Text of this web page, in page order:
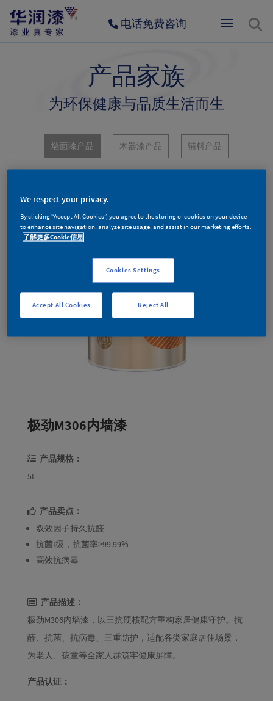
电话免费咨询
产品家族
为环保健康与品质生活而生
墙面漆产品 木器漆产品 辅料产品
极劲M306内墙漆
产品规格：
5L
产品卖点：
双效因子持久抗醛
抗菌I级，抗菌率>99.99%
高效抗病毒
产品描述：
极劲M306内墙漆，以三抗硬核配方重构家居健康守护。抗
醛、抗菌、抗病毒、三重防护，适配各类家庭居住场景，
为老人、孩童等全家人群筑牢健康屏障。
产品认证：
We respect your privacy.
By clicking “Accept All Cookies”, you agree to the storing of cookies on your device
to enhance site navigation, analyze site usage, and assist in our marketing efforts.
了解更多Cookie信息
Cookies Settings
Reject All
Accept All Cookies